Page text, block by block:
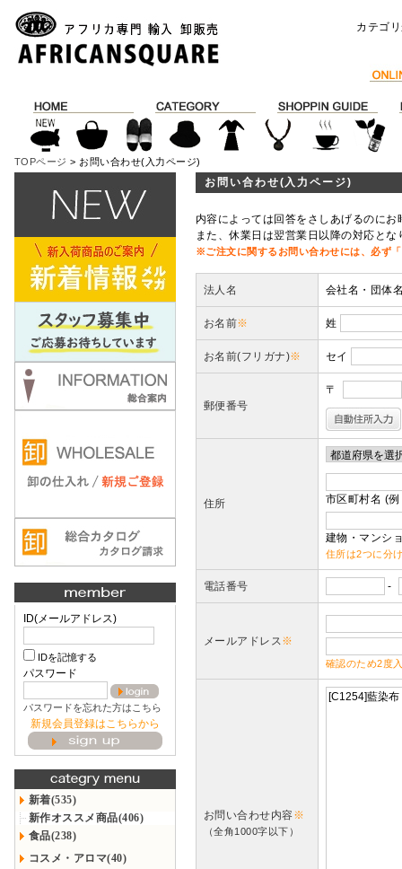
カテゴ
TOPページ > お問い合わせ(入力ページ)
ID(メールアドレス)
IDを記憶する
パスワード
パスワードを忘れた方はこちら
新規会員登録はこちらから
新着(535)
新作オススメ商品(406)
食品(238)
コスメ・アロマ(40)
お問い合わせ(入力ページ)
内容によっては回答をさしあげるのに
また、休業日は翌営業日以降の対応と
※ご注文に関するお問い合わせには、必ず
法人名 会社名・団体
お名前※ 姓
お名前(フリガナ)※ セイ
郵便番号
〒
住所 市区町村名 (
建物・マンシ
住所は2つに分
電話番号 -
メールアドレス※
確認のため2度
お問い合わせ内容※
（全角1000字以下）